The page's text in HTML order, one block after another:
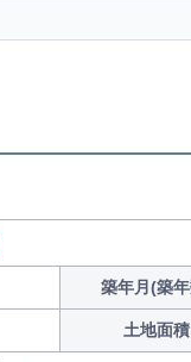
築年月(築
土地面積